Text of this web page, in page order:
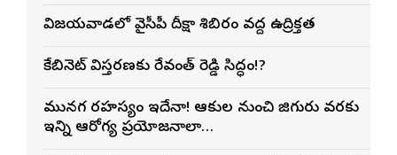
విజయవాడలో వైసీపీ దీక్షా శిబిరం వద్ద ఉద్రిక్తత
కేబినెట్ విస్తరణకు రేవంత్ రెడ్డి సిద్ధం!?
మునగ రహస్యం ఇదేనా! ఆకుల నుంచి జిగురు వరకు
ఇన్ని ఆరోగ్య ప్రయోజనాలా…